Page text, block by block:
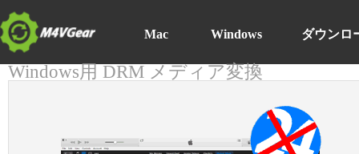
Mac Windows ダウンロ
Windows用 DRM メディア変換